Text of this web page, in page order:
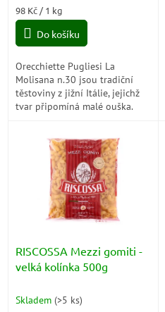
5,0
5
Měrná
cena:
98 Kč / 1 kg
Do košíku
Orecchiette Pugliesi La
Molisana n.30 jsou tradiční
těstoviny z jižní Itálie, jejichž
tvar připomíná malé ouška.
zeleninovým...
RISCOSSA Mezzi gomiti -
velká kolínka 500g
Skladem (>5 ks)